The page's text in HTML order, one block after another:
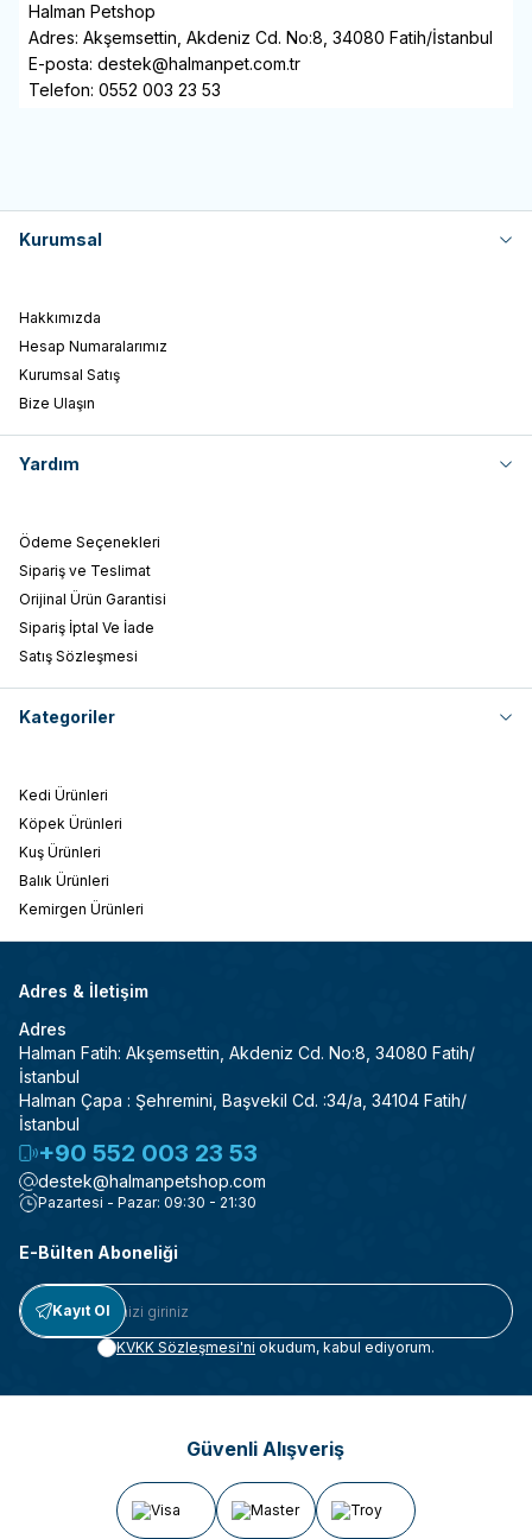
Halman Petshop
Adres: Akşemsettin, Akdeniz Cd. No:8, 34080 Fatih/İstanbul
E-posta: destek@halmanpet.com.tr
Telefon: 0552 003 23 53
Kurumsal
Hakkımızda
Hesap Numaralarımız
Kurumsal Satış
Bize Ulaşın
Yardım
Ödeme Seçenekleri
Sipariş ve Teslimat
Orijinal Ürün Garantisi
Sipariş İptal Ve İade
Satış Sözleşmesi
Kategoriler
Kedi Ürünleri
Köpek Ürünleri
Kuş Ürünleri
Balık Ürünleri
Kemirgen Ürünleri
Adres & İletişim
Adres
Halman Fatih: Akşemsettin, Akdeniz Cd. No:8, 34080 Fatih/
İstanbul
Halman Çapa : Şehremini, Başvekil Cd. :34/a, 34104 Fatih/
İstanbul
+90 552 003 23 53
destek@halmanpetshop.com
Pazartesi - Pazar: 09:30 - 21:30
E-Bülten Aboneliği
Kayıt Ol
KVKK Sözleşmesi'ni okudum, kabul ediyorum.
Güvenli Alışveriş